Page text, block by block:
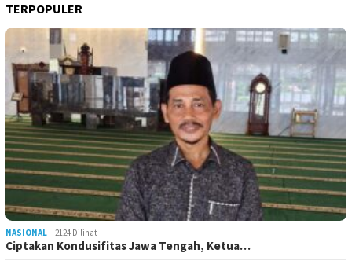
TERPOPULER
NASIONAL 2124 Dilihat
Ciptakan Kondusifitas Jawa Tengah, Ketua…